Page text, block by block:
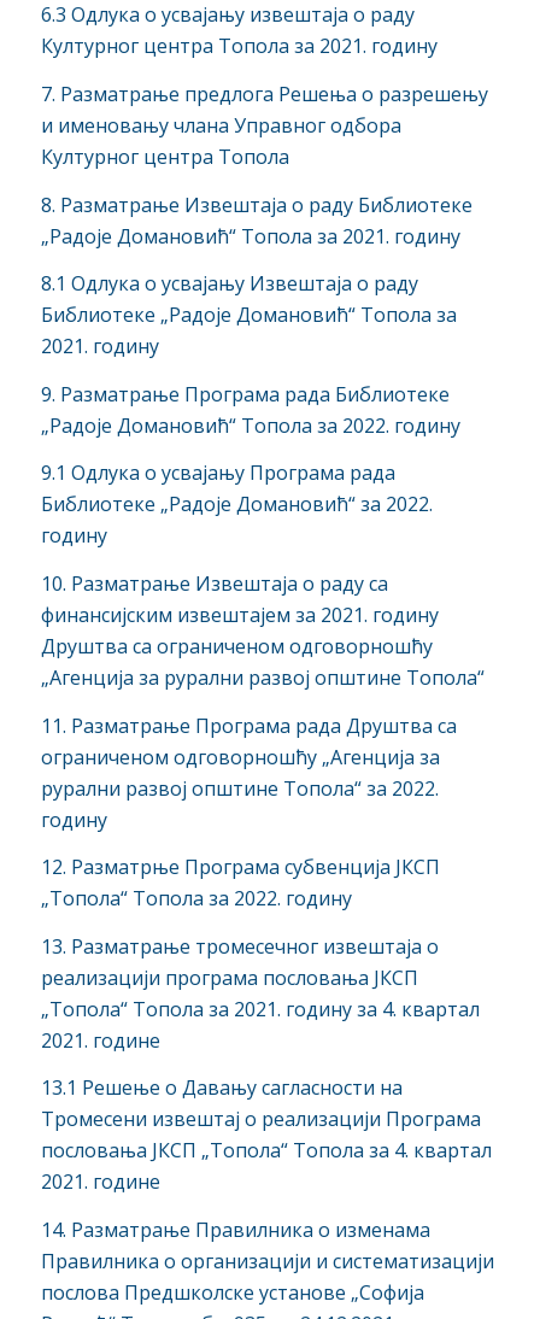
6.3 Одлука о усвајању извештаја о раду
Културног центра Топола за 2021. годину
7. Разматрање предлога Решења о разрешењу
и именовању члана Управног одбора
Културног центра Топола
8. Разматрање Извештаја о раду Библиотеке
„Радоје Домановић“ Топола за 2021. годину
8.1 Одлука о усвајању Извештаја о раду
Библиотеке „Радоје Домановић“ Топола за
2021. годину
9. Разматрање Програма рада Библиотеке
„Радоје Домановић“ Топола за 2022. годину
9.1 Одлука о усвајању Програма рада
Библиотеке „Радоје Домановић“ за 2022.
годину
10. Разматрање Извештаја о раду са
финансијским извештајем за 2021. годину
Друштва са ограниченом одговорношћу
„Агенција за рурални развој општине Топола“
11. Разматрање Програма рада Друштва са
ограниченом одговорношћу „Агенција за
рурални развој општине Топола“ за 2022.
годину
12. Разматрње Програма субвенција ЈКСП
„Топола“ Топола за 2022. годину
13. Разматрање тромесечног извештаја о
реализацији програма пословања ЈКСП
„Топола“ Топола за 2021. годину за 4. квартал
2021. године
13.1 Решење о Давању сагласности на
Тромесени извештај о реализацији Програма
пословања ЈКСП „Топола“ Топола за 4. квартал
2021. године
14. Разматрање Правилника о изменама
Правилника о организацији и систематизацији
послова Предшколске установе „Софија